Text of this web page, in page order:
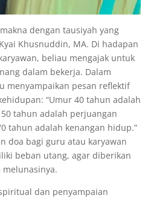
dengan tausiyah yang
Khusnuddin, MA. Di hadapan
beliau mengajak untuk
dalam bekerja. Dalam
menyampaikan pesan reflektif
“Umur 40 tahun adalah
tahun adalah perjuangan
tahun adalah kenangan hidup.”
doa bagi guru atau karyawan
beban utang, agar diberikan
dan penyampaian